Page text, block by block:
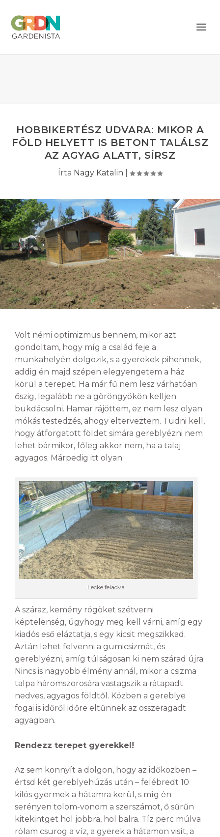
HOBBIKERTÉSZ UDVARA: MIKOR A
FÖLD HELYETT IS BETONT TALÁLSZ
AZ AGYAG ALATT, SÍRSZ
Írta Nagy Katalin
Volt némi optimizmus bennem, mikor azt
gondoltam, hogy míg a család feje a
munkahelyén dolgozik, s a gyerekek pihennek,
addig én majd szépen elegyengetem a ház
körül a terepet. Ha már fű nem lesz várhatóan
őszig, legalább ne a göröngyökön kelljen
bukdácsolni. Hamar rájöttem, ez nem lesz olyan
mókás testedzés, ahogy elterveztem. Tudni kell,
hogy átforgatott földet simára gereblyézni nem
lehet bármikor, főleg akkor nem, ha a talaj
agyagos. Márpedig itt olyan.
Lecke feladva
A száraz, kemény rögöket szétverni
képtelenség, úgyhogy meg kell várni, amíg egy
kiadós eső eláztatja, s egy kicsit megszikkad.
Aztán lehet felvenni a gumicsizmát, és
gereblyézni, amíg túlságosan ki nem szárad újra.
Nincs is nagyobb élmény annál, mikor a csizma
talpa háromszorosára vastagszik a rátapadt
nedves, agyagos földtől. Közben a gereblye
fogai is időről időre eltűnnek az összeragadt
agyagban.
Rendezz terepet gyerekkel!
Az sem könnyít a dolgon, hogy az időközben –
értsd két gereblyehúzás után – felébredt 10
kilós gyermek a hátamra kerül, s míg én
serényen tolom-vonom a szerszámot, ő sűrűn
kitekintget hol jobbra, hol balra. Tíz perc múlva
rólam csurog a víz, a gyerek a hátamon visít, a